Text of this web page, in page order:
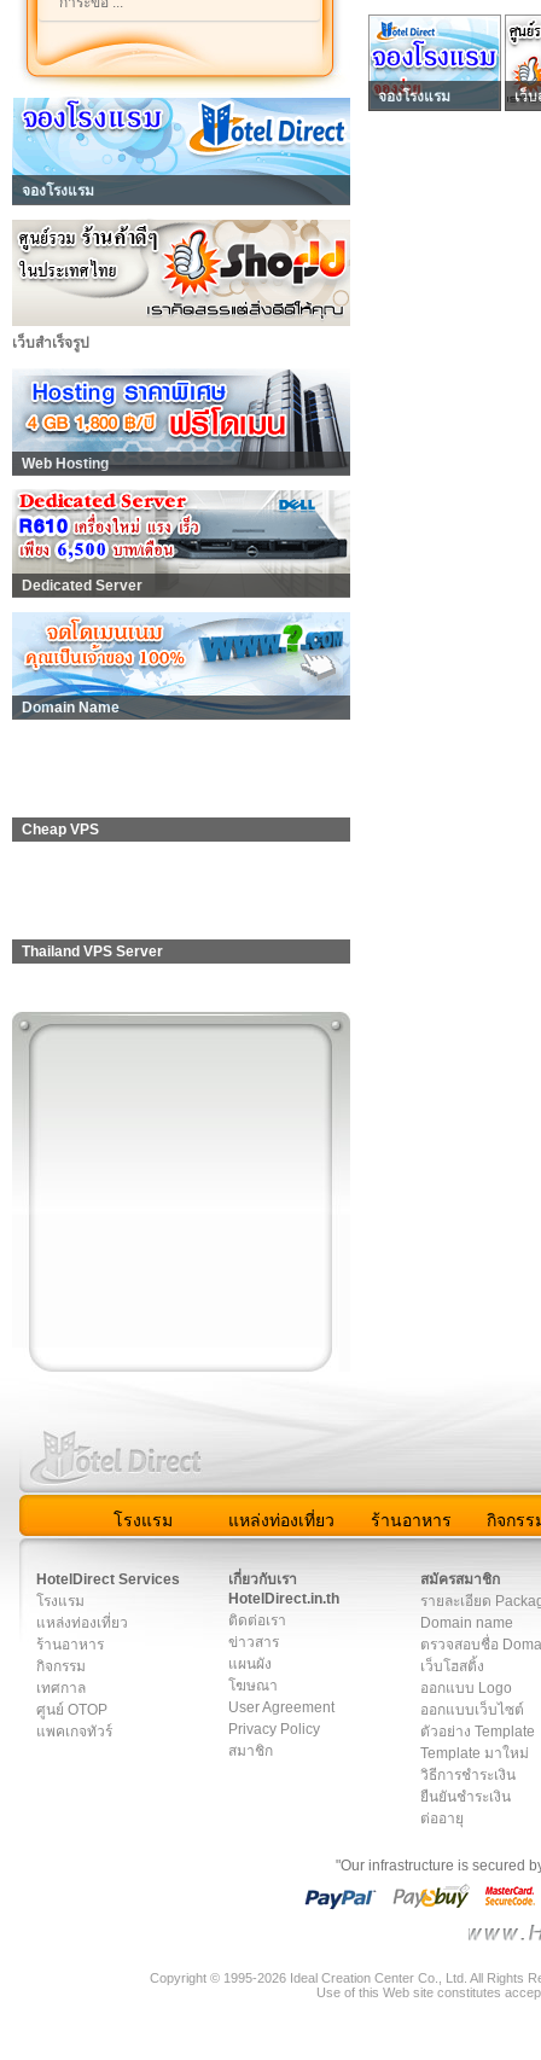
จองโรงแรม
เว็บสำเร็จรูป
Web Hosting
Dedicated Server
Domain Name
Cheap VPS
Thailand VPS Server
จองโรงแรม เว็บ
โรงแรม แหล่งท่องเที่ยว ร้านอาหาร กิจกรร
HotelDirect Services
โรงแรม
แหล่งท่องเที่ยว
ร้านอาหาร
กิจกรรม
เทศกาล
ศูนย์ OTOP
แพคเกจทัวร์
เกี่ยวกับเรา
HotelDirect.in.th
ติดต่อเรา
ข่าวสาร
แผนผัง
โฆษณา
User Agreement
Privacy Policy
สมาชิก
สมัครสมาชิก
รายละเอียด
Domain name
ตรวจสอบชื่อ
เว็บโฮสติ้ง
ออกแบบ Logo
ออกแบบเว็บไซต์
ตัวอย่าง Template
Template มาใหม่
วิธีการชำระเงิน
ยืนยันชำระเงิน
ต่ออายุ
"Our infrastructure is secured
Copyright © 1995-2026 Ideal Creation Center Co., Ltd. All Rights
Use of this Web site constitutes